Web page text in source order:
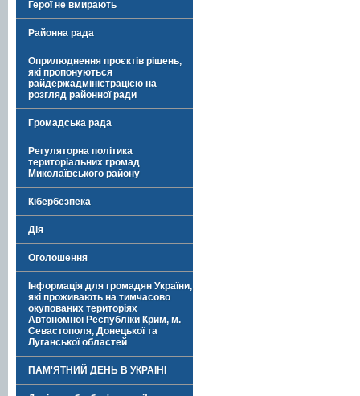
Герої не вмирають
Районна рада
Оприлюднення проєктів рішень,
які пропонуються
райдержадміністрацією на
розгляд районної ради
Громадська рада
Регуляторна політика
територіальних громад
Миколаївського району
Кібербезпека
Дія
Оголошення
Інформація для громадян України,
які проживають на тимчасово
окупованих територіях
Автономної Республіки Крим, м.
Севастополя, Донецької та
Луганської областей
ПАМ'ЯТНИЙ ДЕНЬ В УКРАЇНІ